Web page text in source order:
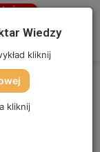
Wiedzy
kliknij
kliknij